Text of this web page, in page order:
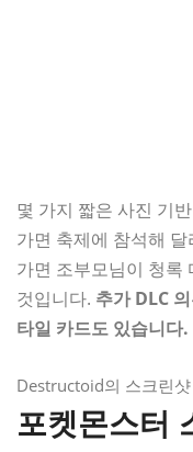
몇 가지 짧은 사진 기
가면 축제에 참석해
가면 조부모님이 청록
것입니다. 추가 DLC
타일 카드도 있습니다.
Destructoid의 스크린샷
포켓몬스터